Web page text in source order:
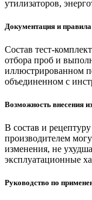
утилизаторов,
Документация и
Состав тест-
отбора проб и
иллюстрированном
объединенном с
Возможность внесения
В состав и
производителем
изменения, не
эксплуатационные
Руководство по